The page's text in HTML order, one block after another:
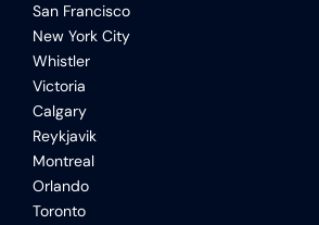
San Francisco
New York City
Whistler
Victoria
Calgary
Reykjavik
Montreal
Orlando
Toronto